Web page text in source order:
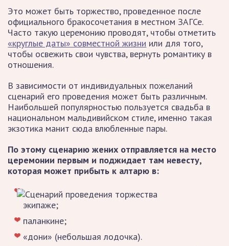
Это может быть торжество, проведенное после
официального бракосочетания в местном ЗАГСе.
Часто такую церемонию проводят, чтобы отметить
«круглые даты» совместной жизни или для того,
чтобы освежить свои чувства, вернуть романтику в
отношения.
В зависимости от индивидуальных пожеланий
сценарий его проведения может быть различным.
Наибольшей популярностью пользуется свадьба в
национальном мальдивийском стиле, именно такая
экзотика манит сюда влюбленные пары.
По этому сценарию жених отправляется на место
церемонии первым и поджидает там невесту,
которая может прибыть к алтарю в:
экипаже;
паланкине;
«дони» (небольшая лодочка).